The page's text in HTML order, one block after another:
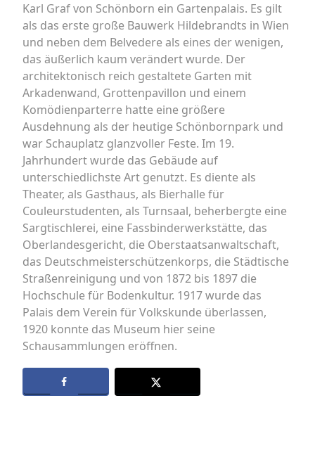
Karl Graf von Schönborn ein Gartenpalais. Es gilt
als das erste große Bauwerk Hildebrandts in Wien
und neben dem Belvedere als eines der wenigen,
das äußerlich kaum verändert wurde. Der
architektonisch reich gestaltete Garten mit
Arkadenwand, Grottenpavillon und einem
Komödienparterre hatte eine größere
Ausdehnung als der heutige Schönbornpark und
war Schauplatz glanzvoller Feste. Im 19.
Jahrhundert wurde das Gebäude auf
unterschiedlichste Art genutzt. Es diente als
Theater, als Gasthaus, als Bierhalle für
Couleurstudenten, als Turnsaal, beherbergte eine
Sargtischlerei, eine Fassbinderwerkstätte, das
Oberlandesgericht, die Oberstaatsanwaltschaft,
das Deutschmeisterschützenkorps, die Städtische
Straßenreinigung und von 1872 bis 1897 die
Hochschule für Bodenkultur. 1917 wurde das
Palais dem Verein für Volkskunde überlassen,
1920 konnte das Museum hier seine
Schausammlungen eröffnen.